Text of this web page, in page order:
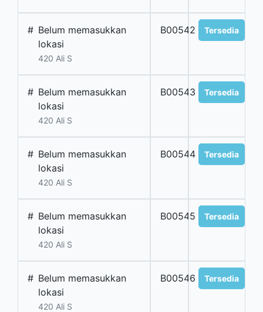
# Belum memasukkan
lokasi
420 Ali S
B00542 Tersedia
# Belum memasukkan
lokasi
420 Ali S
B00543 Tersedia
# Belum memasukkan
lokasi
420 Ali S
B00544 Tersedia
# Belum memasukkan
lokasi
420 Ali S
B00545 Tersedia
# Belum memasukkan
lokasi
420 Ali S
B00546 Tersedia